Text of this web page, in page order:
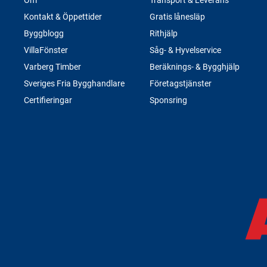
Kontakt & Öppettider
Byggblogg
VillaFönster
Varberg Timber
Sveriges Fria Bygghandlare
Certifieringar
Gratis lånesläp
Rithjälp
Såg- & Hyvelservice
Beräknings- & Bygghjälp
Företagstjänster
Sponsring